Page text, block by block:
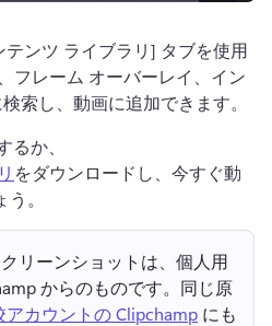
ンツ ライブラリ] タブを使用
、フレーム オーバーレイ、イン
索し、動画に追加できます。
るか、
をダウンロードし、今すぐ動
。
リーンショットは、個人用
からのものです。 同じ原
カウントの Clipchamp にも